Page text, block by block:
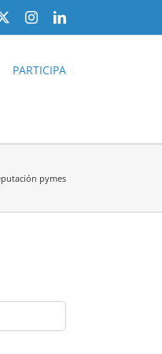
InstagramLinkedIn
PARTICIPA
pymes